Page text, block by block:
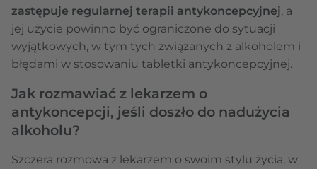
zastępuje regularnej terapii antykoncepcyjnej, a
jej użycie powinno być ograniczone do sytuacji
wyjątkowych, w tym tych związanych z alkoholem i
błędami w stosowaniu tabletki antykoncepcyjnej.
Jak rozmawiać z lekarzem o
antykoncepcji, jeśli doszło do nadużycia
alkoholu?
Szczera rozmowa z lekarzem o swoim stylu życia, w